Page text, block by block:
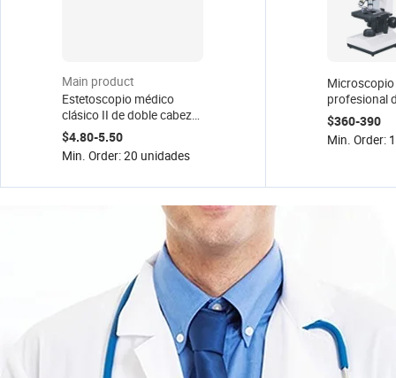
Main product
Estetoscopio médico
clásico II de doble cabezal
con estetoscopio de acero
inoxidable de alta calidad
$4.80-5.50
Min. Order: 20 unidades
Microscopio
profesional
de alta
especial de
pantalla
$360-390
Min. Order: